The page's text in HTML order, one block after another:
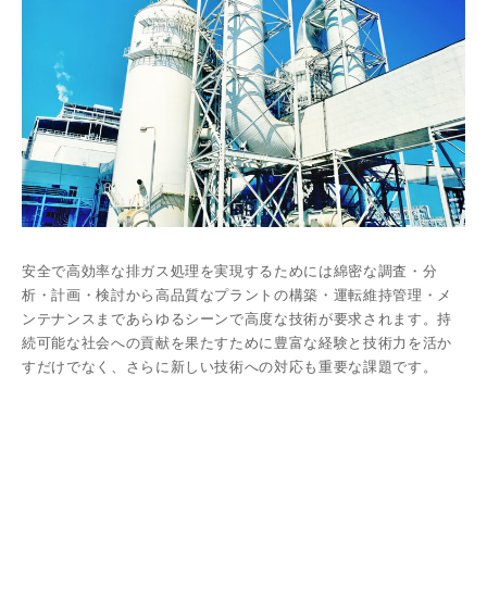
安全で高効率な排ガス処理を実現するためには綿密な調査・分
析・計画・検討から⾼品質なプラントの構築・運転維持管理・メ
ンテナンスまであらゆるシーンで高度な技術が要求されます。持
続可能な社会への貢献を果たすために豊富な経験と技術力を活か
すだけでなく、さらに新しい技術への対応も重要な課題です。